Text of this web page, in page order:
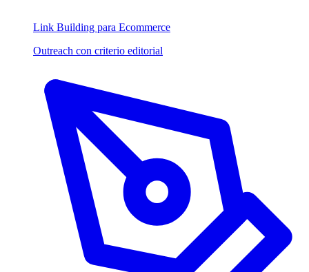
Link Building para Ecommerce
Outreach con criterio editorial